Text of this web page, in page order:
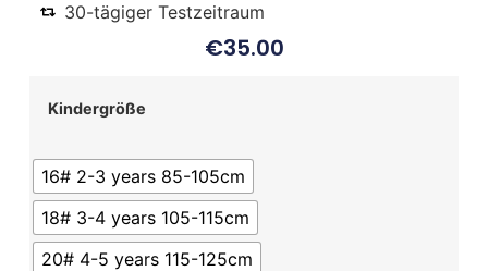
30-tägiger Testzeitraum
€35.00
Kindergröße
16# 2-3 years 85-105cm
18# 3-4 years 105-115cm
20# 4-5 years 115-125cm